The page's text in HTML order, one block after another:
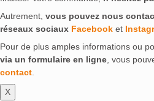
Autrement, vous pouvez nous
réseaux sociaux Facebook et
Pour de plus amples informations ou
via un formulaire en ligne, vous
contact.
X